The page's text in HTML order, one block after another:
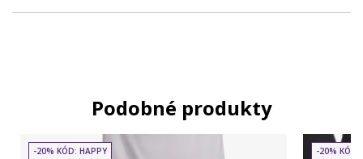
Podobné produkty
-20% KÓD: HAPPY -20% KÓD: